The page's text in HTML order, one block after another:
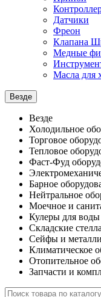
Датчики
Фреон
Клапана
Медные
Масла для
Везде
Везде
Холодильное
Торговое
Тепловое
Фаст-Фуд
Барное
Нейтральное
Моечное и
Кулеры для воды
Складские
Сейфы и
Климатическое
Отопительное
Запчасти и